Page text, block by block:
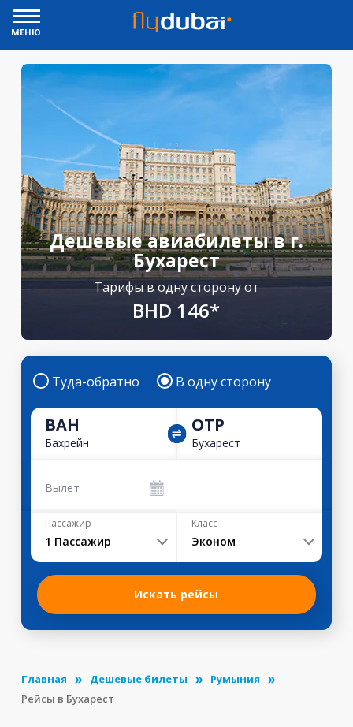
МЕНЮ
Дешевые авиабилеты в г.
Бухарест
Тарифы в одну сторону от
BHD 146*
Туда-обратно В одну сторону
BAH
Бахрейн
OTP
Бухарест
Вылет
Пассажир
1 Пассажир
Класс
Эконом
Искать рейсы
Главная Дешевые билеты
Румыния
Рейсы в Бухарест